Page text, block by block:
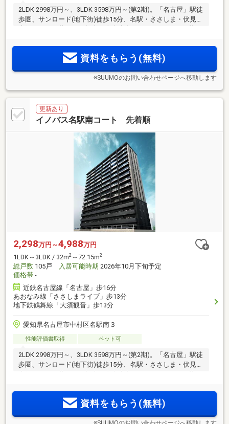
2LDK 2998万円～、3LDK 3598万円～(第2期)。「名古屋」駅徒
歩圏、サンロード(地下街)徒歩15分、名駅・ささしま・伏見・
大須エリアが暮らしの舞台。全邸南向き、エレベーター2基、
心のセキュリティ。事前案内会開催中！来場予約受付中！
資料をもらう(無料)
※SUUMOのお問い合わせページへ移動します
更新あり
イノバス名駅南コート 先着順
2,298万円～4,988万円
1LDK～3LDK / 32m2 ～72.15m2
総戸数 105戸 入居可能時期 2026年10月下旬予定
価格帯 -
近鉄名古屋線「名古屋」歩16分
あおなみ線「ささしまライブ」歩13分
地下鉄鶴舞線「大須観音」歩13分
愛知県名古屋市中村区名駅南３
性能評価書取得 ペット可
2LDK 2998万円～、3LDK 3598万円～(第2期)。「名古屋」駅徒
歩圏、サンロード(地下街)徒歩15分、名駅・ささしま・伏見・
心のセキュリティ。事前案内会開催中！来場予約受付中！
資料をもらう(無料)